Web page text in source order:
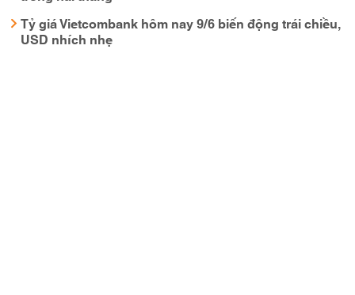
Tỷ giá Vietcombank hôm nay 9/6 biến động trái chiều,
USD nhích nhẹ